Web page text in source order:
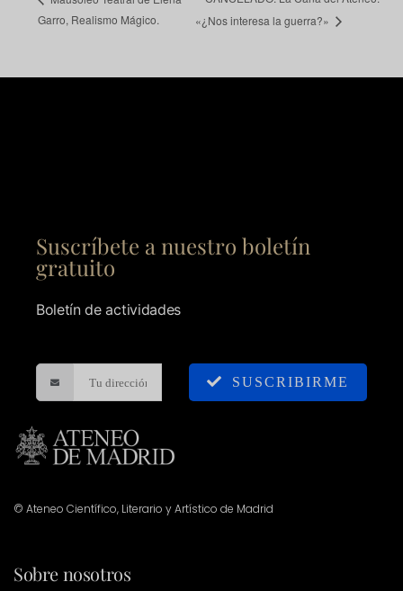
Garro, Realismo Mágico.
«¿Nos interesa la guerra?»
Suscríbete a nuestro boletín
gratuito
Boletín de actividades
SUSCRIBIRME
© Ateneo Científico, Literario y Artístico de Madrid
Sobre nosotros